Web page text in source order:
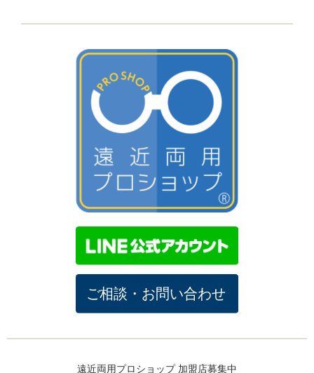
遠近両用プロショップ 加盟店募集中